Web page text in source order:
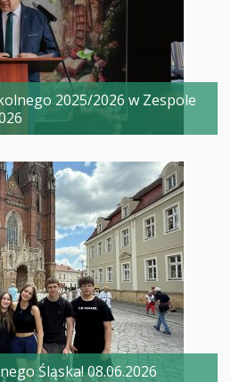
2025/2026 w Zespole
Śląska! 08.06.2026